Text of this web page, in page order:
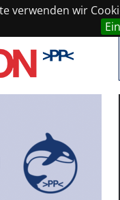
verwenden wir